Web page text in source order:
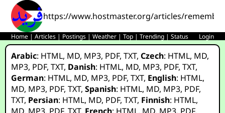
https://www.hostmaster.org/articles/
Home |Articles | Postings |Weather |Top |Trending |Status Login
Arabic: HTML, MD, MP3, PDF,TXT,Czech: HTML, MD,
MP3, PDF,TXT, Danish: HTML, MD, MP3, PDF,TXT,
German: HTML, MD, MP3, PDF,TXT, English: HTML,
MD, MP3, PDF,TXT,Spanish: HTML, MD, MP3, PDF,
TXT, Persian: HTML, MD, PDF,TXT, Finnish: HTML,